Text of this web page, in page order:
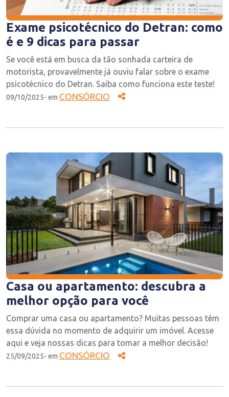
Exame psicotécnico do Detran: como
é e 9 dicas para passar
Se você está em busca da tão sonhada carteira de
motorista, provavelmente já ouviu falar sobre o exame
psicotécnico do Detran. Saiba como funciona este teste!
09/10/2025- em CONSÓRCIO
Casa ou apartamento: descubra a
melhor opção para você
Comprar uma casa ou apartamento? Muitas pessoas têm
essa dúvida no momento de adquirir um imóvel. Acesse
aqui e veja nossas dicas para tomar a melhor decisão!
25/09/2025- em CONSÓRCIO